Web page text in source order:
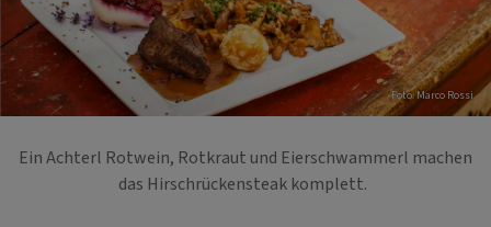
Foto: Marco Rossi
Ein Achterl Rotwein, Rotkraut und Eierschwammerl machen
das Hirschrückensteak komplett.